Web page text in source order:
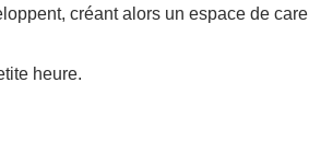
créant alors un espace de care
heure.